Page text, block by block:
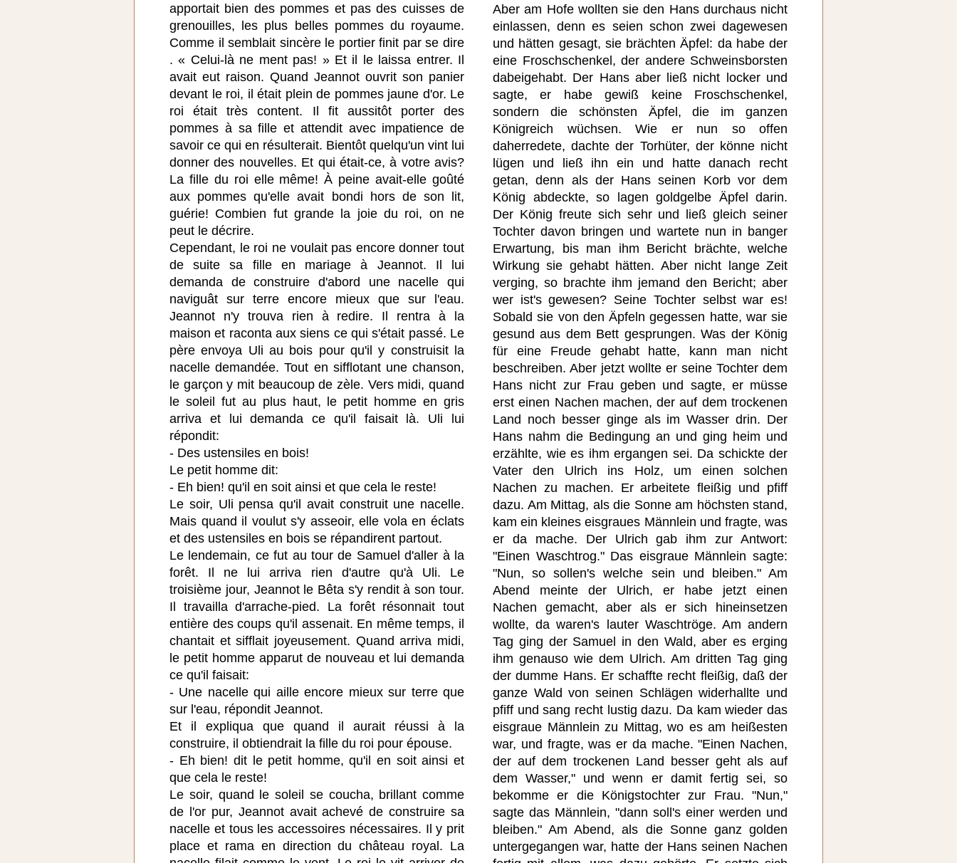
apportait bien des pommes et pas des cuisses de
grenouilles, les plus belles pommes du royaume.
Comme il semblait sincère le portier finit par se dire
. « Celui-là ne ment pas! » Et il le laissa entrer. Il
avait eut raison. Quand Jeannot ouvrit son panier
devant le roi, il était plein de pommes jaune d'or. Le
roi était très content. Il fit aussitôt porter des
pommes à sa fille et attendit avec impatience de
savoir ce qui en résulterait. Bientôt quelqu'un vint lui
donner des nouvelles. Et qui était-ce, à votre avis?
La fille du roi elle même! À peine avait-elle goûté
aux pommes qu'elle avait bondi hors de son lit,
guérie! Combien fut grande la joie du roi, on ne
peut le décrire.
Cependant, le roi ne voulait pas encore donner tout
de suite sa fille en mariage à Jeannot. Il lui
demanda de construire d'abord une nacelle qui
naviguât sur terre encore mieux que sur l'eau.
Jeannot n'y trouva rien à redire. Il rentra à la
maison et raconta aux siens ce qui s'était passé. Le
père envoya Uli au bois pour qu'il y construisit la
nacelle demandée. Tout en sifflotant une chanson,
le garçon y mit beaucoup de zèle. Vers midi, quand
le soleil fut au plus haut, le petit homme en gris
arriva et lui demanda ce qu'il faisait là. Uli lui
répondit:
- Des ustensiles en bois!
Le petit homme dit:
- Eh bien! qu'il en soit ainsi et que cela le reste!
Le soir, Uli pensa qu'il avait construit une nacelle.
Mais quand il voulut s'y asseoir, elle vola en éclats
et des ustensiles en bois se répandirent partout.
Le lendemain, ce fut au tour de Samuel d'aller à la
forêt. Il ne lui arriva rien d'autre qu'à Uli. Le
troisième jour, Jeannot le Bêta s'y rendit à son tour.
Il travailla d'arrache-pied. La forêt résonnait tout
entière des coups qu'il assenait. En même temps, il
chantait et sifflait joyeusement. Quand arriva midi,
le petit homme apparut de nouveau et lui demanda
ce qu'il faisait:
- Une nacelle qui aille encore mieux sur terre que
sur l'eau, répondit Jeannot.
Et il expliqua que quand il aurait réussi à la
construire, il obtiendrait la fille du roi pour épouse.
- Eh bien! dit le petit homme, qu'il en soit ainsi et
que cela le reste!
Le soir, quand le soleil se coucha, brillant comme
de l'or pur, Jeannot avait achevé de construire sa
nacelle et tous les accessoires nécessaires. Il y prit
place et rama en direction du château royal. La
Aber am Hofe wollten sie den Hans durchaus nicht
einlassen, denn es seien schon zwei dagewesen
und hätten gesagt, sie brächten Äpfel: da habe der
eine Froschschenkel, der andere Schweinsborsten
dabeigehabt. Der Hans aber ließ nicht locker und
sagte, er habe gewiß keine Froschschenkel,
sondern die schönsten Äpfel, die im ganzen
Königreich wüchsen. Wie er nun so offen
daherredete, dachte der Torhüter, der könne nicht
lügen und ließ ihn ein und hatte danach recht
getan, denn als der Hans seinen Korb vor dem
König abdeckte, so lagen goldgelbe Äpfel darin.
Der König freute sich sehr und ließ gleich seiner
Tochter davon bringen und wartete nun in banger
Erwartung, bis man ihm Bericht brächte, welche
Wirkung sie gehabt hätten. Aber nicht lange Zeit
verging, so brachte ihm jemand den Bericht; aber
wer ist's gewesen? Seine Tochter selbst war es!
Sobald sie von den Äpfeln gegessen hatte, war sie
gesund aus dem Bett gesprungen. Was der König
für eine Freude gehabt hatte, kann man nicht
beschreiben. Aber jetzt wollte er seine Tochter dem
Hans nicht zur Frau geben und sagte, er müsse
erst einen Nachen machen, der auf dem trockenen
Land noch besser ginge als im Wasser drin. Der
Hans nahm die Bedingung an und ging heim und
erzählte, wie es ihm ergangen sei. Da schickte der
Vater den Ulrich ins Holz, um einen solchen
Nachen zu machen. Er arbeitete fleißig und pfiff
dazu. Am Mittag, als die Sonne am höchsten stand,
kam ein kleines eisgraues Männlein und fragte, was
er da mache. Der Ulrich gab ihm zur Antwort:
"Einen Waschtrog." Das eisgraue Männlein sagte:
"Nun, so sollen's welche sein und bleiben." Am
Abend meinte der Ulrich, er habe jetzt einen
Nachen gemacht, aber als er sich hineinsetzen
wollte, da waren's lauter Waschtröge. Am andern
Tag ging der Samuel in den Wald, aber es erging
ihm genauso wie dem Ulrich. Am dritten Tag ging
der dumme Hans. Er schaffte recht fleißig, daß der
ganze Wald von seinen Schlägen widerhallte und
pfiff und sang recht lustig dazu. Da kam wieder das
eisgraue Männlein zu Mittag, wo es am heißesten
war, und fragte, was er da mache. "Einen Nachen,
der auf dem trockenen Land besser geht als auf
dem Wasser," und wenn er damit fertig sei, so
bekomme er die Königstochter zur Frau. "Nun,"
sagte das Männlein, "dann soll's einer werden und
bleiben." Am Abend, als die Sonne ganz golden
untergegangen war, hatte der Hans seinen Nachen